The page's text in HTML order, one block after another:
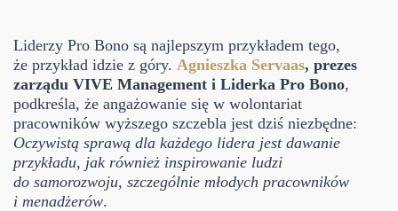
Liderzy Pro Bono są najlepszym przykładem tego,
że przykład idzie z góry. Agnieszka Servaas, prezes
zarządu VIVE Management i Liderka Pro Bono,
podkreśla, że angażowanie się w wolontariat
pracowników wyższego szczebla jest dziś niezbędne:
Oczywistą sprawą dla każdego lidera jest dawanie
przykładu, jak również inspirowanie ludzi
do samorozwoju, szczególnie młodych pracowników
i menadżerów.